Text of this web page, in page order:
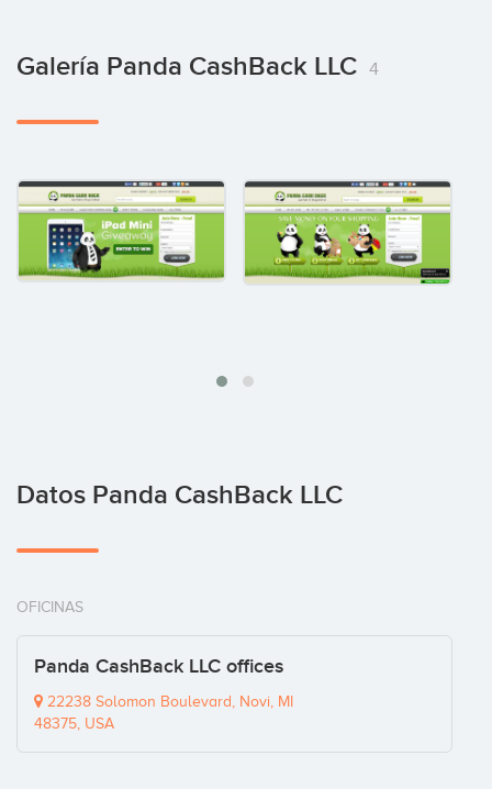
Galería Panda CashBack LLC 4
Datos Panda CashBack LLC
OFICINAS
Panda CashBack LLC offices
22238 Solomon Boulevard, Novi, MI
48375, USA